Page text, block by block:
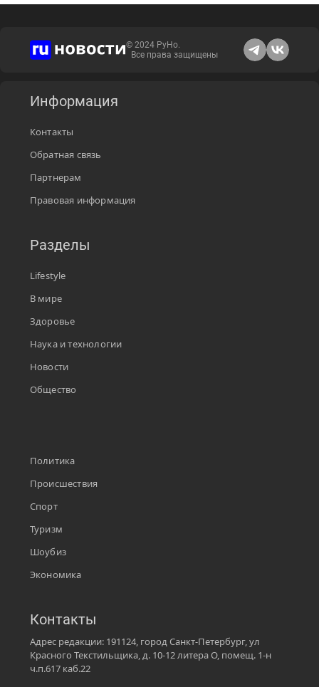
© 2024 РуНо.
Все права защищены
Информация
Контакты
Обратная связь
Партнерам
Правовая информация
Разделы
Lifestyle
В мире
Здоровье
Наука и технологии
Новости
Общество
Политика
Происшествия
Спорт
Туризм
Шоубиз
Экономика
Контакты
Адрес редакции: 191124, город Санкт-Петербург, ул
Красного Текстильщика, д. 10-12 литера О, помещ. 1-н
ч.п.617 каб.22